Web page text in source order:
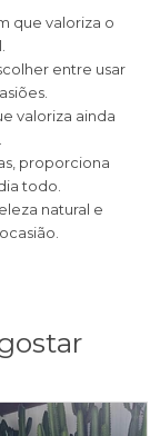
que valoriza o
entre usar
valoriza ainda
proporciona
todo.
natural e